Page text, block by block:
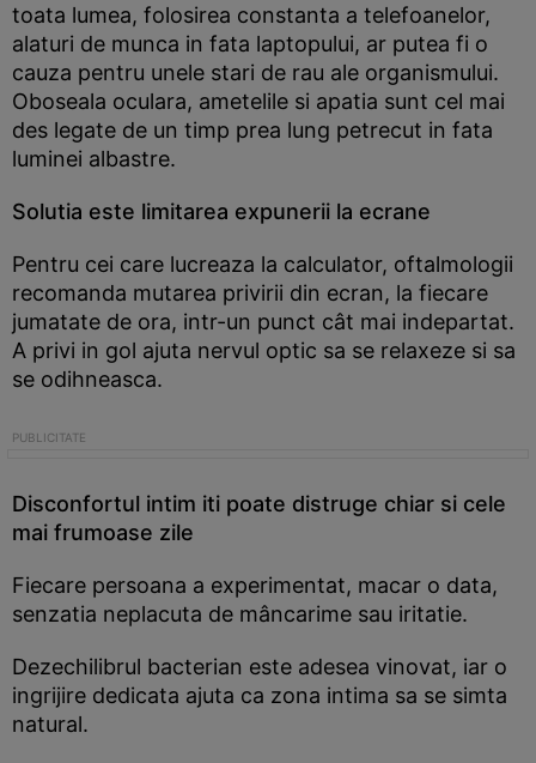
toata lumea, folosirea constanta a telefoanelor,
alaturi de munca in fata laptopului, ar putea fi o
cauza pentru unele stari de rau ale organismului.
Oboseala oculara, ametelile si apatia sunt cel mai
des legate de un timp prea lung petrecut in fata
luminei albastre.
Solutia este limitarea expunerii la ecrane
Pentru cei care lucreaza la calculator, oftalmologii
recomanda mutarea privirii din ecran, la fiecare
jumatate de ora, intr-un punct cât mai indepartat.
A privi in gol ajuta nervul optic sa se relaxeze si sa
se odihneasca.
Disconfortul intim iti poate distruge chiar si cele
mai frumoase zile
Fiecare persoana a experimentat, macar o data,
senzatia neplacuta de mâncarime sau iritatie.
Dezechilibrul bacterian este adesea vinovat, iar o
ingrijire dedicata ajuta ca zona intima sa se simta
natural.